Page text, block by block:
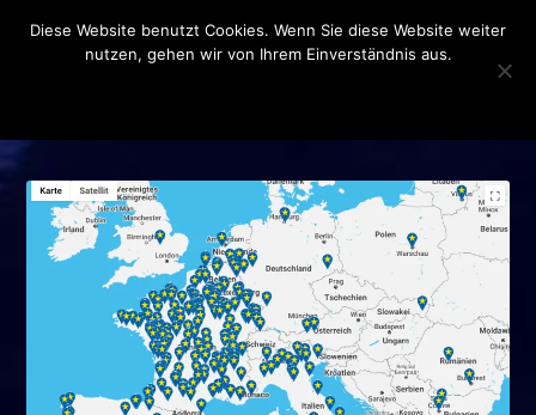
SCHLAGWORT:BORNE
Diese Website benutzt Cookies. Wenn Sie diese Website weiter
nutzen, gehen wir von Ihrem Einverständnis aus.